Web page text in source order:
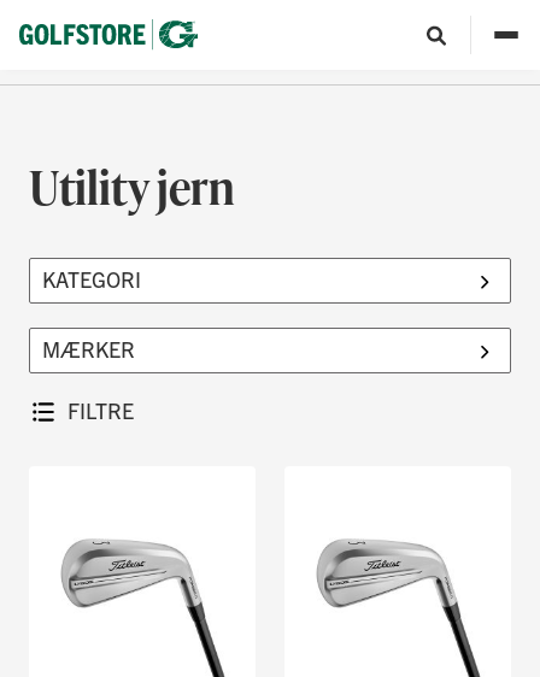
Utility jern
FILTRE